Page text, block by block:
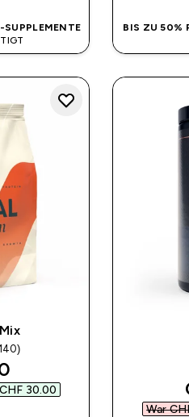
BIS ZU 50%
price
30.00‎
War